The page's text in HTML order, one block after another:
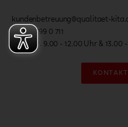
kundenbetreuung@qualitaet-
07127 /799 0 711
(Mo. - Fr. 9.00 - 12.00 Uhr & 13.00